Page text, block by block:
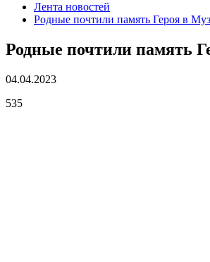
Лента новостей
Родные почтили память Героя в
Родные почтили память
04.04.2023
535